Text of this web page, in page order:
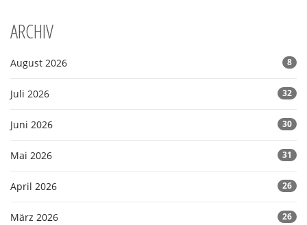
ARCHIV
August 2026 8
Juli 2026 32
Juni 2026 30
Mai 2026 31
April 2026 26
März 2026 26